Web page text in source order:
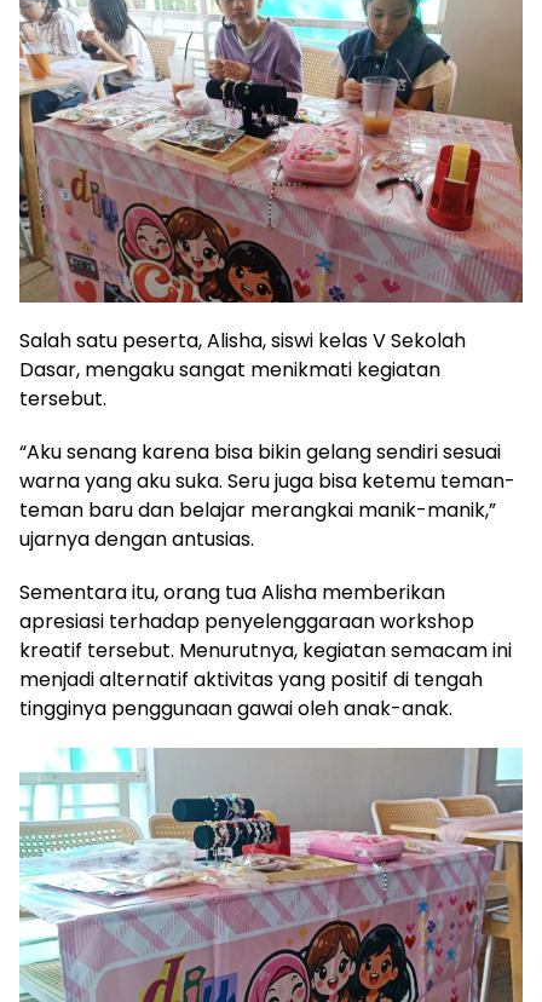
Salah satu peserta, Alisha, siswi kelas V Sekolah
Dasar, mengaku sangat menikmati kegiatan
tersebut.
“Aku senang karena bisa bikin gelang sendiri sesuai
warna yang aku suka. Seru juga bisa ketemu teman-
teman baru dan belajar merangkai manik-manik,”
ujarnya dengan antusias.
Sementara itu, orang tua Alisha memberikan
apresiasi terhadap penyelenggaraan workshop
kreatif tersebut. Menurutnya, kegiatan semacam ini
menjadi alternatif aktivitas yang positif di tengah
tingginya penggunaan gawai oleh anak-anak.